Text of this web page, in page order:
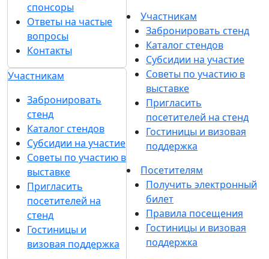
спонсоры
Ответы на частые
вопросы
Контакты
Участникам
Забронировать
стенд
Каталог стендов
Субсидии на участие
Советы по участию в
выставке
Пригласить
посетителей на
стенд
Гостиницы и
визовая поддержка
Участникам
Забронировать стенд
Каталог стендов
Субсидии на участие
Советы по участию в
выставке
Пригласить
посетителей на стенд
Гостиницы и визовая
поддержка
Посетителям
Получить электронный
билет
Правила посещения
Гостиницы и визовая
поддержка